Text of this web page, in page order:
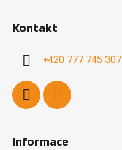
Kontakt
+420 777 745 307
Informace